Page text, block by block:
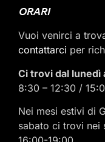
ORARI
Vuoi venirci a
contattarci per
Ci trovi dal lunedì
8:30 – 12:30 /
Nei mesi estivi di
sabato ci trovi nei